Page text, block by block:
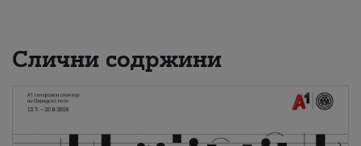
Слични содржини